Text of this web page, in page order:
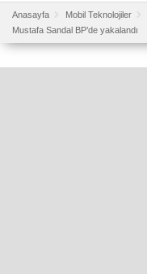
Anasayfa Mobil Teknolojiler
Mustafa Sandal BP’de yakalandı